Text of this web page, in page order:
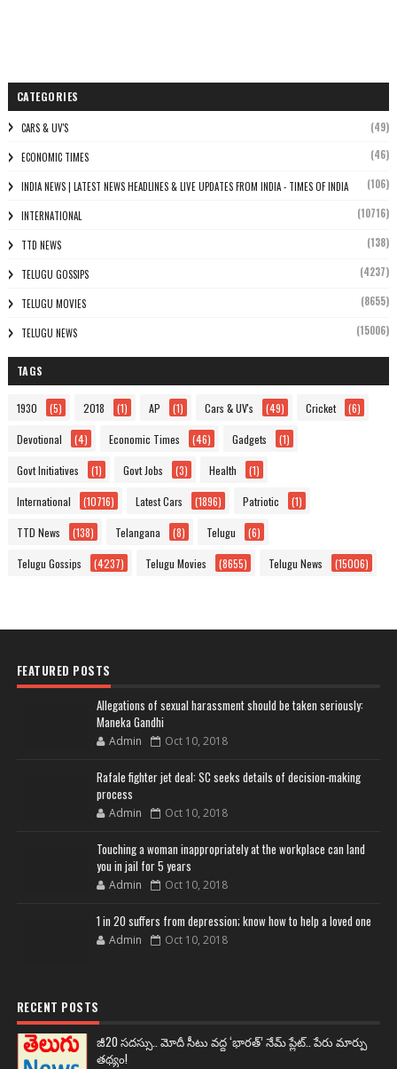
CATEGORIES
CARS & UV'S (49)
ECONOMIC TIMES (46)
INDIA NEWS | LATEST NEWS HEADLINES & LIVE UPDATES FROM INDIA - TIMES OF INDIA (106)
INTERNATIONAL (10716)
TTD NEWS (138)
TELUGU GOSSIPS (4237)
TELUGU MOVIES (8655)
TELUGU NEWS (15006)
TAGS
1930 (5) 2018 (1) AP (1) Cars & UV's (49) Cricket (6)
Devotional (4) Economic Times (46) Gadgets (1)
Govt Initiatives (1) Govt Jobs (3) Health (1)
International (10716) Latest Cars (1896) Patriotic (1)
TTD News (138) Telangana (8) Telugu (6)
Telugu Gossips (4237) Telugu Movies (8655) Telugu News (15006)
FEATURED POSTS
Allegations of sexual harassment should be taken seriously:
Maneka Gandhi
Admin Oct 10, 2018
Rafale fighter jet deal: SC seeks details of decision-making
process
Admin Oct 10, 2018
Touching a woman inappropriately at the workplace can land
you in jail for 5 years
Admin Oct 10, 2018
1 in 20 suffers from depression; know how to help a loved one
Admin Oct 10, 2018
RECENT POSTS
జీ20 సదస్సు.. మోదీ సీటు వద్ద ‘భారత్’ నేమ్ ప్లేట్‌.. పేరు మార్పు
తథ్యం!